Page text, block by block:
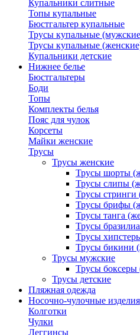
Купальники слитные
Топы купальные
Бюстгальтер купальные
Трусы купальные
Трусы купальные
Купальники детские
Нижнее белье
Бюстгальтеры
Боди
Топы
Комплекты белья
Пояс для чулок
Корсеты
Майки женские
Трусы
Трусы женские
Трусы шорты
Трусы слипы
Трусы стринги
Трусы брифы
Трусы танга
Трусы
Трусы
Трусы бикини
Трусы мужские
Трусы
Трусы детские
Пляжная одежда
Носочно-чулочные изделия
Колготки
Чулки
Леггинсы